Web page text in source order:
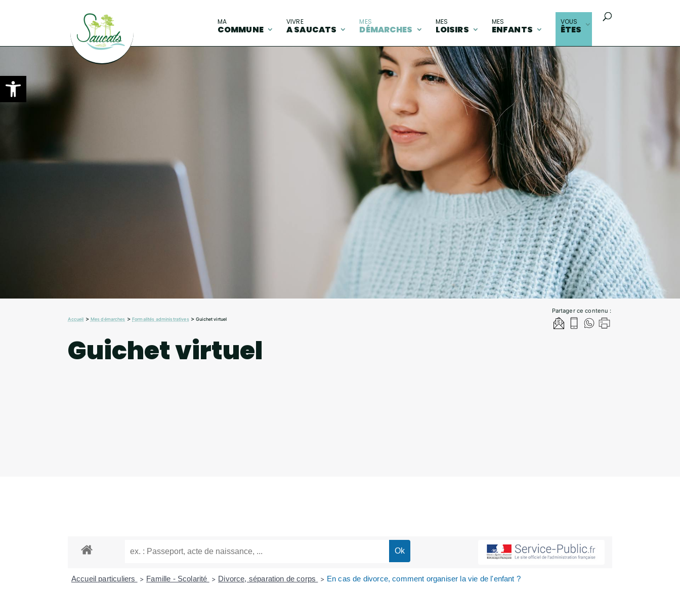
Ouvrir la barre d’outils
MA
COMMUNE
VIVRE
A SAUCATS
MES
DÉMARCHES
MES
LOISIRS
MES
ENFANTS
VOUS
ÊTES
Partager ce contenu :
Accueil > Mes démarches >Formalités administratives>Guichet virtuel
Guichet virtuel
Accueil particuliers > Famille - Scolarité > Divorce, séparation de corps > En cas de divorce, comment organiser la vie de l'enfant ?